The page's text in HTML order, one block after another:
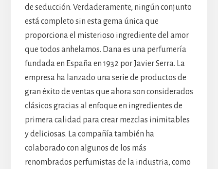
de seducción. Verdaderamente, ningún conjunto
está completo sin esta gema única que
proporciona el misterioso ingrediente del amor
que todos anhelamos. Dana es una perfumería
fundada en España en 1932 por Javier Serra. La
empresa ha lanzado una serie de productos de
gran éxito de ventas que ahora son considerados
clásicos gracias al enfoque en ingredientes de
primera calidad para crear mezclas inimitables
y deliciosas. La compañía también ha
colaborado con algunos de los más
renombrados perfumistas de la industria, como